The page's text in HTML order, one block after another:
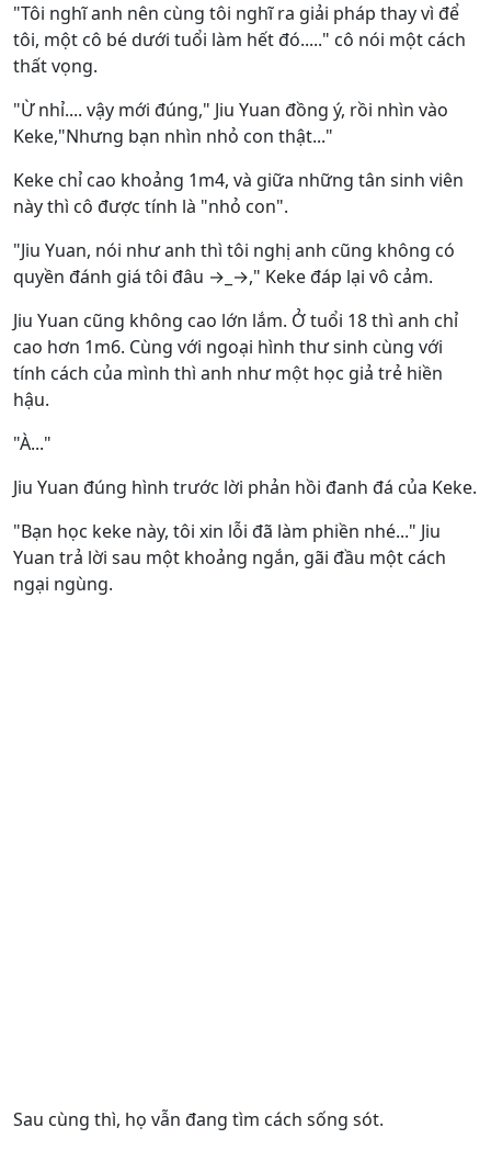
"Tôi nghĩ anh nên cùng tôi nghĩ ra giải pháp thay vì để
tôi, một cô bé dưới tuổi làm hết đó....." cô nói một cách
thất vọng.
"Ừ nhỉ.... vậy mới đúng," Jiu Yuan đồng ý, rồi nhìn vào
Keke,"Nhưng bạn nhìn nhỏ con thật..."
Keke chỉ cao khoảng 1m4, và giữa những tân sinh viên
này thì cô được tính là "nhỏ con".
"Jiu Yuan, nói như anh thì tôi nghị anh cũng không có
quyền đánh giá tôi đâu →_→," Keke đáp lại vô cảm.
Jiu Yuan cũng không cao lớn lắm. Ở tuổi 18 thì anh chỉ
cao hơn 1m6. Cùng với ngoại hình thư sinh cùng với
tính cách của mình thì anh như một học giả trẻ hiền
hậu.
"À..."
Jiu Yuan đúng hình trước lời phản hồi đanh đá của Keke.
"Bạn học keke này, tôi xin lỗi đã làm phiền nhé..." Jiu
Yuan trả lời sau một khoảng ngắn, gãi đầu một cách
ngại ngùng.
Sau cùng thì, họ vẫn đang tìm cách sống sót.